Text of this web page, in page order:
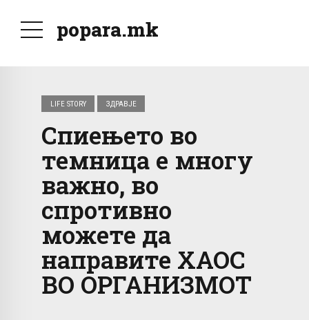
popara.mk
LIFE STORY ЗДРАВЈЕ
Спиењето во
темница е многу
важно, во
спротивно
можете да
направите ХАОС
ВО ОРГАНИЗМОТ